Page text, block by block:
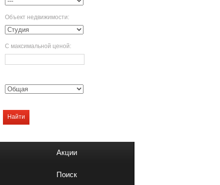
Объект недвижимости:
С максимальной ценой:
Найти
Акции
Поиск